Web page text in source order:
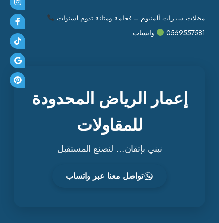
مظلات سيارات ألمنيوم – فخامة ومتانة تدوم لسنوات
0569557581
واتساب
إعمار الرياض المحدودة
للمقاولات
نبني بإتقان… لنصنع المستقبل
تواصل معنا عبر واتساب